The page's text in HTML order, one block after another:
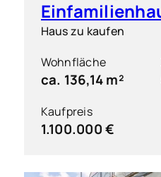
Haus zu kaufen
Wohnfläche
ca. 136,14 m²
Kaufpreis
1.100.000 €